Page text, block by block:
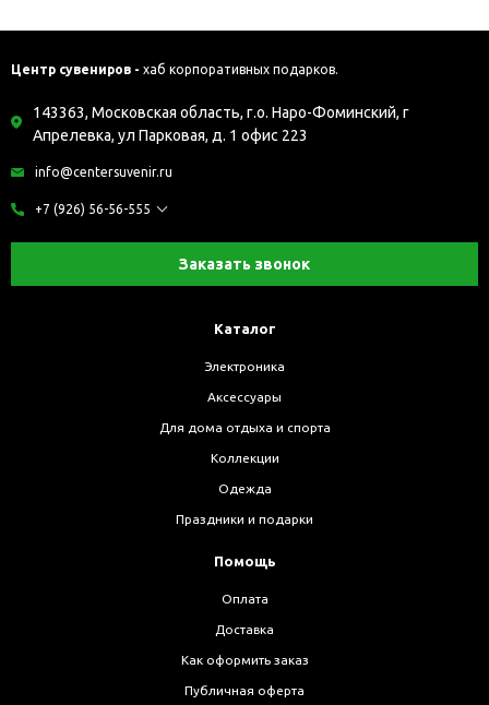
Центр сувениров - хаб корпоративных подарков.
143363, Московская область, г.о. Наро-Фоминский, г
Апрелевка, ул Парковая, д. 1 офис 223
info@centersuvenir.ru
+7 (926) 56-56-555
Заказать звонок
Каталог
Электроника
Аксессуары
Для дома отдыха и спорта
Коллекции
Одежда
Праздники и подарки
Помощь
Оплата
Доставка
Как оформить заказ
Публичная оферта